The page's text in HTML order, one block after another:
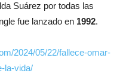
Suárez por todas las
fue lanzado en 1992.
2024/05/22/fallece-omar-
la-vida/